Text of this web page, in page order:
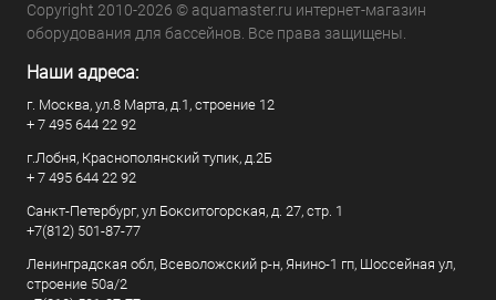
Copyright 2010-2026 © aquamaster.ru интернет-магазин
оборудования для бассейнов. Все права защищены.
Наши адреса:
г. Москва, ул.8 Марта, д.1, строение 12
+ 7 495 644 22 92
г.Лобня, Краснополянский тупик, д.2Б
+ 7 495 644 22 92
Санкт-Петербург, ул Бокситогорская, д. 27, стр. 1
+7(812) 501-87-77
Ленинградская обл, Всеволожский р-н, Янино-1 гп, Шоссейная ул,
строение 50а/2